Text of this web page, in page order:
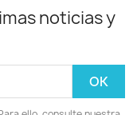
noticias y